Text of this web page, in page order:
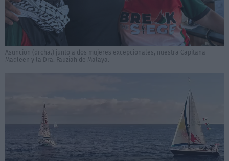
Asunción (drcha.) junto a dos mujeres excepcionales, nuestra Capitana
Madleen y la Dra. Fauziah de Malaya.